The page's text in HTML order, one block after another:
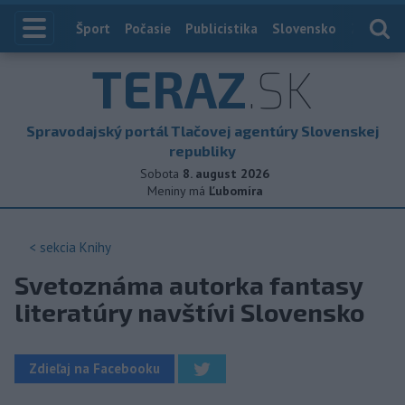
Index
Šport Počasie Publicistika Slovensko
TERAZ.SK
Spravodajský portál Tlačovej agentúry Slovenskej
republiky
Sobota 8. august 2026
Meniny má Ľubomíra
< sekcia Knihy
Svetoznáma autorka fantasy
literatúry navštívi Slovensko
Zdieľaj na Facebooku